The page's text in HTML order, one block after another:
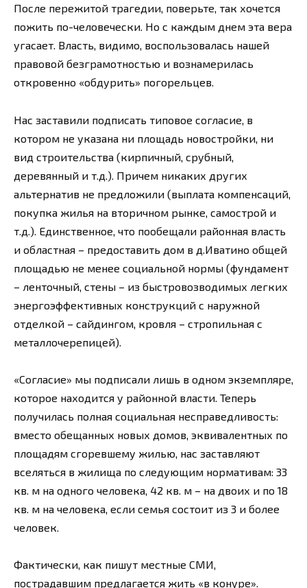
После пережитой трагедии, поверьте, так хочется
пожить по-человечески. Но с каждым днем эта вера
угасает. Власть, видимо, воспользовалась нашей
правовой безграмотностью и вознамерилась
откровенно «обдурить» погорельцев.
Нас заставили подписать типовое согласие, в
котором не указана ни площадь новостройки, ни
вид строительства (кирпичный, срубный,
деревянный и т.д.). Причем никаких других
альтернатив не предложили (выплата компенсаций,
покупка жилья на вторичном рынке, самострой и
т.д.). Единственное, что пообещали районная власть
и областная – предоставить дом в д.Иватино общей
площадью не менее социальной нормы (фундамент
– ленточный, стены – из быстровозводимых легких
энергоэффективных конструкций с наружной
отделкой – сайдингом, кровля – стропильная с
металлочерепицей).
«Согласие» мы подписали лишь в одном экземпляре,
которое находится у районной власти. Теперь
получилась полная социальная несправедливость:
вместо обещанных новых домов, эквивалентных по
площадям сгоревшему жилью, нас заставляют
вселяться в жилища по следующим нормативам: 33
кв. м на одного человека, 42 кв. м – на двоих и по 18
кв. м на человека, если семья состоит из 3 и более
человек.
Фактически, как пишут местные СМИ,
пострадавшим предлагается жить «в конуре».